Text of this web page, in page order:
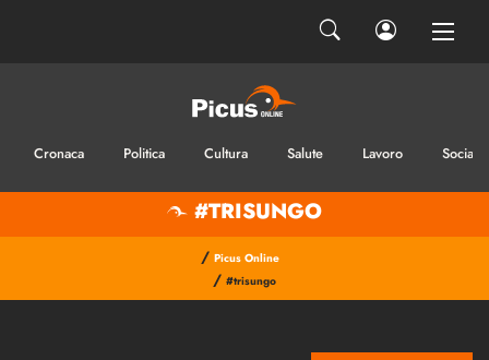
Cronaca Politica Cultura Salute Lavoro Sociale
#TRISUNGO
/ Picus Online
/ #trisungo